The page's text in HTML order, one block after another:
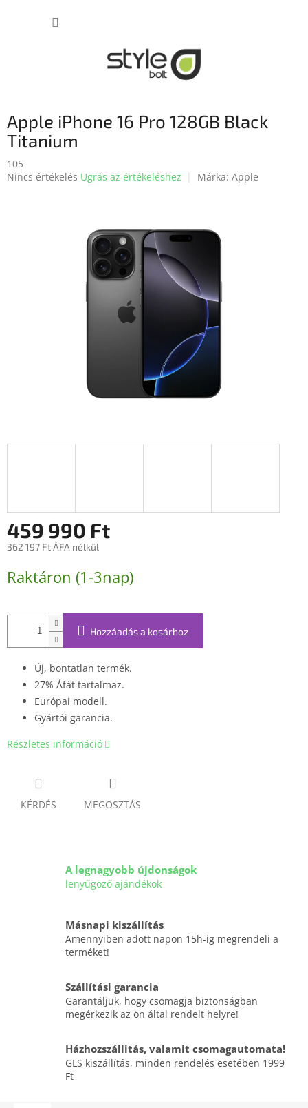
Apple iPhone 16 Pro 128GB Black
Titanium
105
A
Nincs értékelés Ugrás az értékeléshez Márka: Apple
459 990 Ft
362 197 Ft ÁFA nélkül
Raktáron (1-3nap)
Hozzáadás a kosárhoz
Új, bontatlan termék.
27% Áfát tartalmaz.
Európai modell.
Gyártói garancia.
Részletes információ
KÉRDÉS MEGOSZTÁS
A legnagyobb újdonságok
lenyűgöző ajándékok
Másnapi kiszállítás
Amennyiben adott napon 15h-ig megrendeli a
terméket!
Szállítási garancia
Garantáljuk, hogy csomagja biztonságban
megérkezik az ön által rendelt helyre!
Házhozszállitás, valamit csomagautomata!
GLS kiszállítás, minden rendelés esetében 1999
Ft